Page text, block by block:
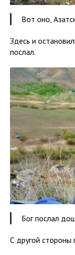
Вот оно,
Здесь и
послал.
Бог послал
С другой стороны